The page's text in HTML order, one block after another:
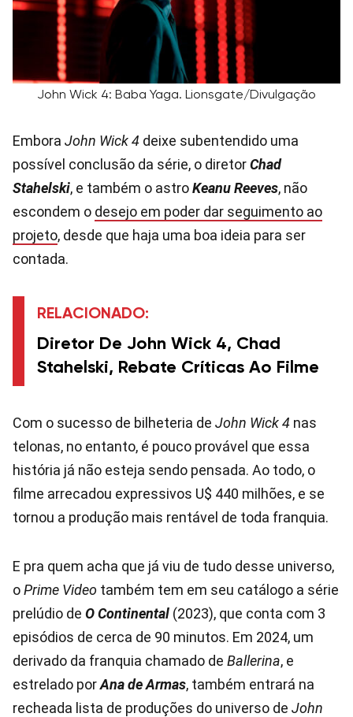
John Wick 4: Baba Yaga. Lionsgate/Divulgação
Embora John Wick 4 deixe subentendido uma
possível conclusão da série, o diretorChad
Stahelski, e também o astroKeanu Reeves, não
escondem o desejo em poder dar seguimento ao
projeto, desde que haja uma boa ideia para ser
contada.
RELACIONADO:
Diretor De John Wick 4, Chad
Stahelski, Rebate Críticas Ao Filme
Com o sucesso de bilheteria de John Wick 4 nas
telonas, no entanto, é pouco provável que essa
história já não esteja sendo pensada. Ao todo, o
filme arrecadou expressivos U$ 440 milhões, e se
tornou a produção mais rentável de toda franquia.
E pra quem acha que já viu de tudo desse universo,
oPrime Video também tem em seu catálogo a série
prelúdio de O Continental (2023), que conta com 3
episódios de cerca de 90 minutos. Em 2024, um
derivado da franquia chamado de Ballerina, e
estrelado porAna de Armas, também entrará na
recheada lista de produções do universo de John